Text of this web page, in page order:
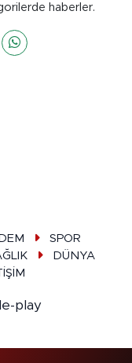
haberler.
SPOR
DÜNYA